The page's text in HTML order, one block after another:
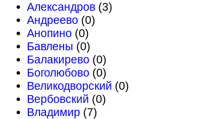
Александров (3)
Андреево (0)
Анопино (0)
Бавлены (0)
Балакирево (0)
Боголюбово (0)
Великодворский (0)
Вербовский (0)
Владимир (7)